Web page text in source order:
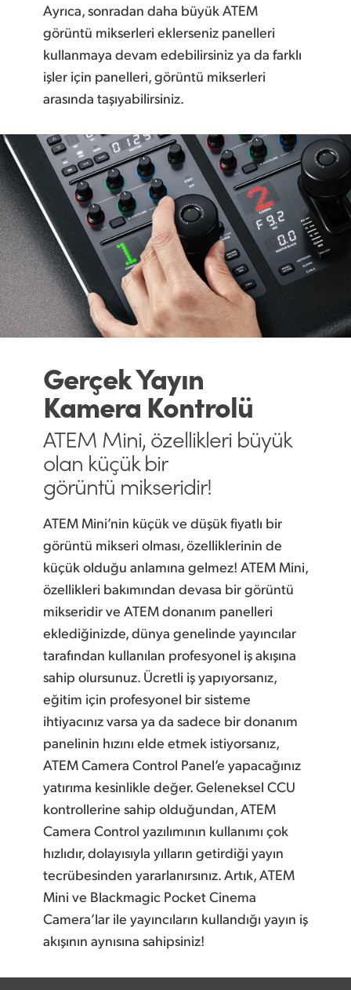
Ayrıca, sonradan daha büyük ATEM
görüntü mikserleri eklerseniz panelleri
kullanmaya devam edebilirsiniz ya da farklı
işler için panelleri, görüntü mikserleri
arasında taşıyabilirsiniz.
Gerçek Yayın
Kamera Kontrolü
ATEM Mini, özellikleri büyük
olan küçük bir
görüntü mikseridir!
ATEM Mini’nin küçük ve düşük fiyatlı bir
görüntü mikseri olması, özelliklerinin de
küçük olduğu anlamına gelmez! ATEM Mini,
özellikleri bakımından devasa bir görüntü
mikseridir ve ATEM donanım panelleri
eklediğinizde, dünya genelinde yayıncılar
tarafından kullanılan profesyonel iş akışına
sahip olursunuz. Ücretli iş yapıyorsanız,
eğitim için profesyonel bir sisteme
ihtiyacınız varsa ya da sadece bir donanım
panelinin hızını elde etmek istiyorsanız,
ATEM Camera Control Panel’e yapacağınız
yatırıma kesinlikle değer. Geleneksel CCU
kontrollerine sahip olduğundan, ATEM
Camera Control yazılımının kullanımı çok
hızlıdır, dolayısıyla yılların getirdiği yayın
tecrübesinden yararlanırsınız. Artık, ATEM
Mini ve Blackmagic Pocket Cinema
Camera’lar ile yayıncıların kullandığı yayın iş
akışının aynısına sahipsiniz!